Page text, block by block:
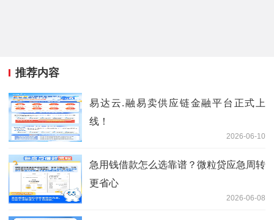
推荐内容
易达云.融易卖供应链金融平台正式上
线！
2026-06-10
急用钱借款怎么选靠谱？微粒贷应急周转
更省心
2026-06-08